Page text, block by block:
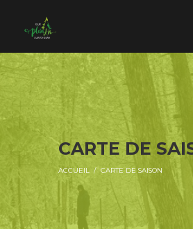
CARTE DE
ACCUEIL CARTE DE SAISON